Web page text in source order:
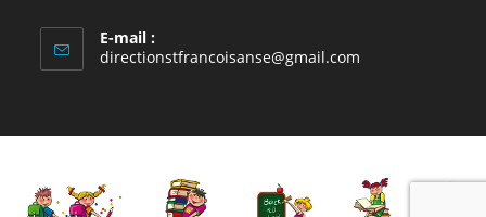
E-mail :
directionstfrancoisanse@gmail.com